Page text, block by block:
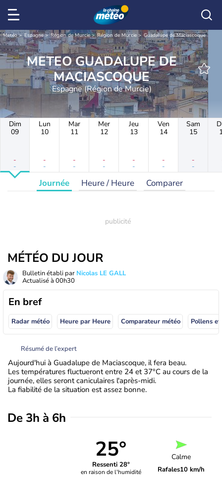
Météo Espagne Région de Murcie Région de Murcie Guadalupe de Maciascoque
METEO GUADALUPE DE
MACIASCOQUE
Espagne (Région de Murcie)
Dim
09
-
-
Lun
10
-
-
Mar
11
-
-
Mer
12
-
-
Jeu
13
-
-
Ven
14
-
-
Sam
15
-
-
Journée Heure / Heure Comparer
MÉTÉO DU JOUR
Bulletin établi par Nicolas LE GALL
Actualisé à 00h30
En bref
Radar météo Heure par Heure Comparateur météo Pollens
Résumé de l’expert
Aujourd'hui à Guadalupe de Maciascoque, il fera beau.
Les températures fluctueront entre 24 et 37°C au cours de la
journée, elles seront caniculaires l'après-midi.
La fiabilité de la situation est assez bonne.
De 3h à 6h
25°
Ressenti 28°
en raison de l'humidité
Calme
Rafales10 km/h